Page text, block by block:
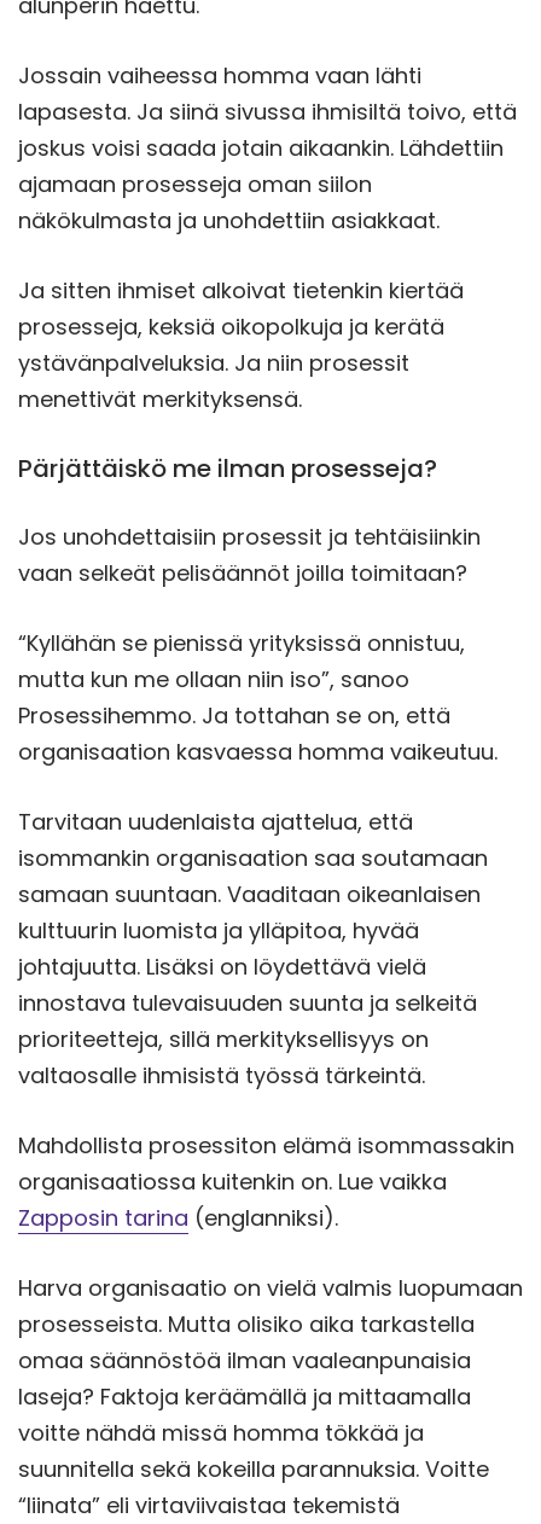
Jossain vaiheessa homma vaan lähti
lapasesta. Ja siinä sivussa ihmisiltä toivo, että
joskus voisi saada jotain aikaankin. Lähdettiin
ajamaan prosesseja oman siilon
näkökulmasta ja unohdettiin asiakkaat.
Ja sitten ihmiset alkoivat tietenkin kiertää
prosesseja, keksiä oikopolkuja ja kerätä
ystävänpalveluksia. Ja niin prosessit
menettivät merkityksensä.
Pärjättäiskö me ilman prosesseja?
Jos unohdettaisiin prosessit ja tehtäisiinkin
vaan selkeät pelisäännöt joilla toimitaan?
“Kyllähän se pienissä yrityksissä onnistuu,
mutta kun me ollaan niin iso”, sanoo
Prosessihemmo. Ja tottahan se on, että
organisaation kasvaessa homma vaikeutuu.
Tarvitaan uudenlaista ajattelua, että
isommankin organisaation saa soutamaan
samaan suuntaan. Vaaditaan oikeanlaisen
kulttuurin luomista ja ylläpitoa, hyvää
johtajuutta. Lisäksi on löydettävä vielä
innostava tulevaisuuden suunta ja selkeitä
prioriteetteja, sillä merkityksellisyys on
valtaosalle ihmisistä työssä tärkeintä.
Mahdollista prosessiton elämä isommassakin
organisaatiossa kuitenkin on. Lue vaikka
Zapposin tarina (englanniksi).
Harva organisaatio on vielä valmis luopumaan
prosesseista. Mutta olisiko aika tarkastella
omaa säännöstöä ilman vaaleanpunaisia
laseja? Faktoja keräämällä ja mittaamalla
voitte nähdä missä homma tökkää ja
suunnitella sekä kokeilla parannuksia. Voitte
“liinata” eli virtaviivaistaa tekemistä